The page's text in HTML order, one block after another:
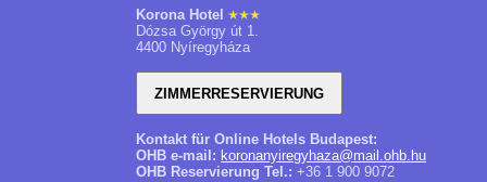
Korona Hotel
Dózsa György út 1.
4400 Nyíregyháza
Kontakt für Online Hotels Budapest:
OHB e-mail: koronanyiregyhaza@mail.ohb.hu
OHB Reservierung Tel.: +36 1 900 9072